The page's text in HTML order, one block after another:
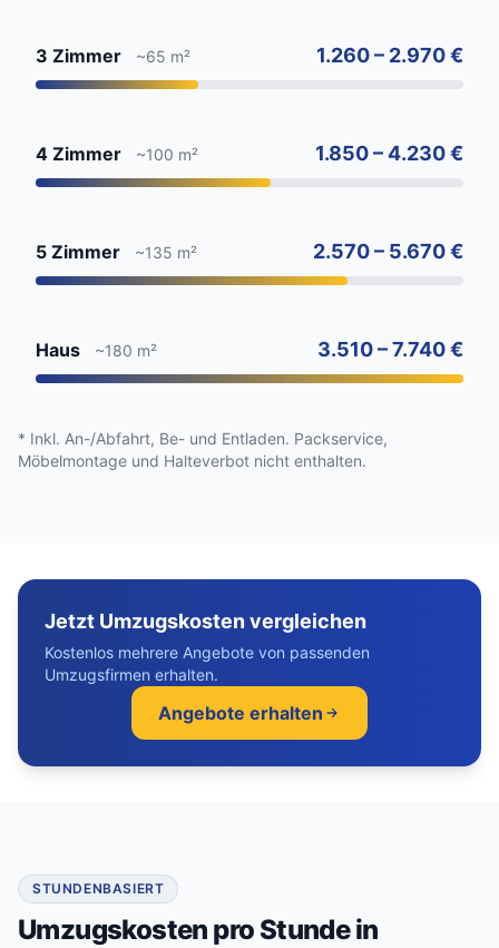
3 Zimmer ~65 m² 1.260 – 2.970 €
4 Zimmer ~100 m² 1.850 – 4.230 €
5 Zimmer ~135 m² 2.570 – 5.670 €
Haus ~180 m² 3.510 – 7.740 €
* Inkl. An-/Abfahrt, Be- und Entladen. Packservice,
Möbelmontage und Halteverbot nicht enthalten.
Jetzt Umzugskosten vergleichen
Kostenlos mehrere Angebote von passenden
Umzugsfirmen erhalten.
Angebote erhalten
STUNDENBASIERT
Umzugskosten pro Stunde in